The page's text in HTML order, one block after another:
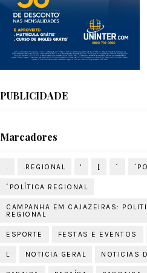
PUBLICIDADE
Marcadores
. .REGIONAL ' [ ´
´POLÍTICA REGIONAL
CAMPANHA EM CAJAZEIRAS:
REGIONAL
ESPORTE FESTAS E EVENTOS
L NOTICIA GERAL NOTICIAS